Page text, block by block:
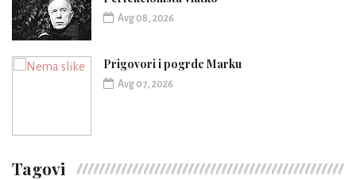
Avg 08, 2026
Prigovori i pogrde Marku
Avg 07, 2026
Tagovi